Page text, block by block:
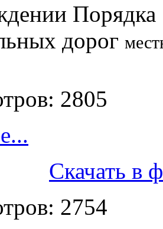
дорог
2805
Скачать в
2754